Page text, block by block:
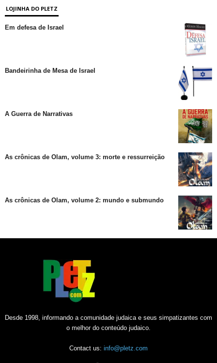
LOJINHA DO PLETZ
Em defesa de Israel
Bandeirinha de Mesa de Israel
A Guerra de Narrativas
As crônicas de Olam, volume 3: morte e ressurreição
As crônicas de Olam, volume 2: mundo e submundo
Desde 1998, informando a comunidade judaica e seus simpatizantes com
o melhor do conteúdo judaico.
Contact us: info@pletz.com